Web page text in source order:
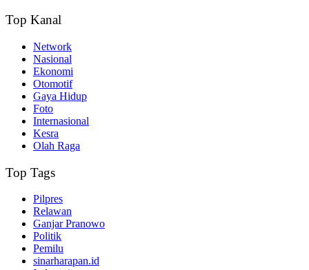
Top Kanal
Network
Nasional
Ekonomi
Otomotif
Gaya Hidup
Foto
Internasional
Kesra
Olah Raga
Top Tags
Pilpres
Relawan
Ganjar Pranowo
Politik
Pemilu
sinarharapan.id